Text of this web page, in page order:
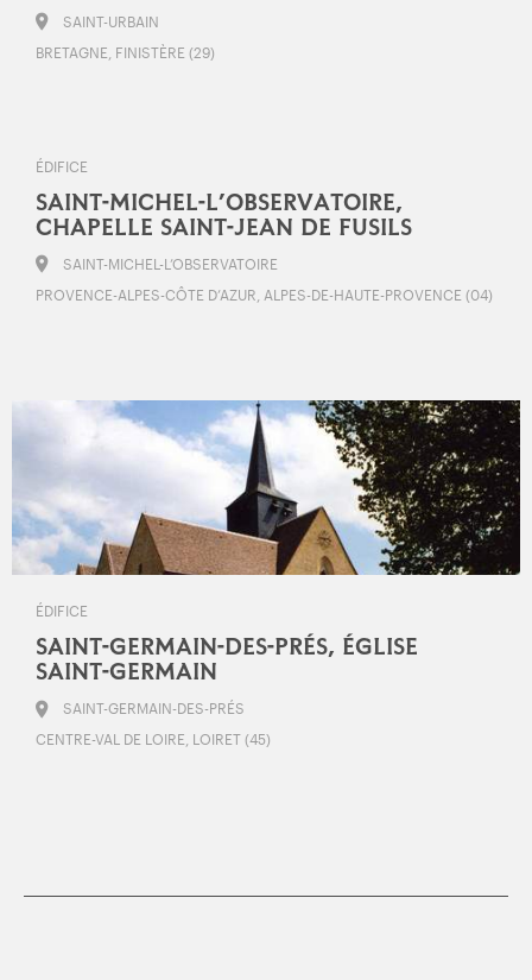
SAINT-URBAIN
BRETAGNE, FINISTÈRE (29)
ÉDIFICE
SAINT-MICHEL-L’OBSERVATOIRE,
CHAPELLE SAINT-JEAN DE FUSILS
SAINT-MICHEL-L’OBSERVATOIRE
PROVENCE-ALPES-CÔTE D’AZUR, ALPES-DE-HAUTE-PROVENCE (04)
ÉDIFICE
SAINT-GERMAIN-DES-PRÉS, ÉGLISE
SAINT-GERMAIN
SAINT-GERMAIN-DES-PRÉS
CENTRE-VAL DE LOIRE, LOIRET (45)